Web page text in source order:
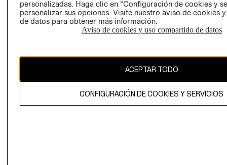
Chile ($)
El contenido de esta página web está protegido por copyright y es
propiedad de H&M Hennes & Mauritz AB.
personalizadas. Haga clic en “Configuración de cookies y
personalizar sus opciones. Visite nuestro aviso de cookies
de datos para obtener más información.
Aviso de cookies y uso compartido de datos
ACEPTAR TODO
CONFIGURACIÓN DE COOKIES Y SERVICIOS